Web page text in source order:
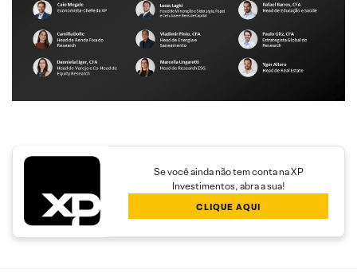
Se você ainda não tem conta na XP
Investimentos, abra a sua!
CLIQUE AQUI